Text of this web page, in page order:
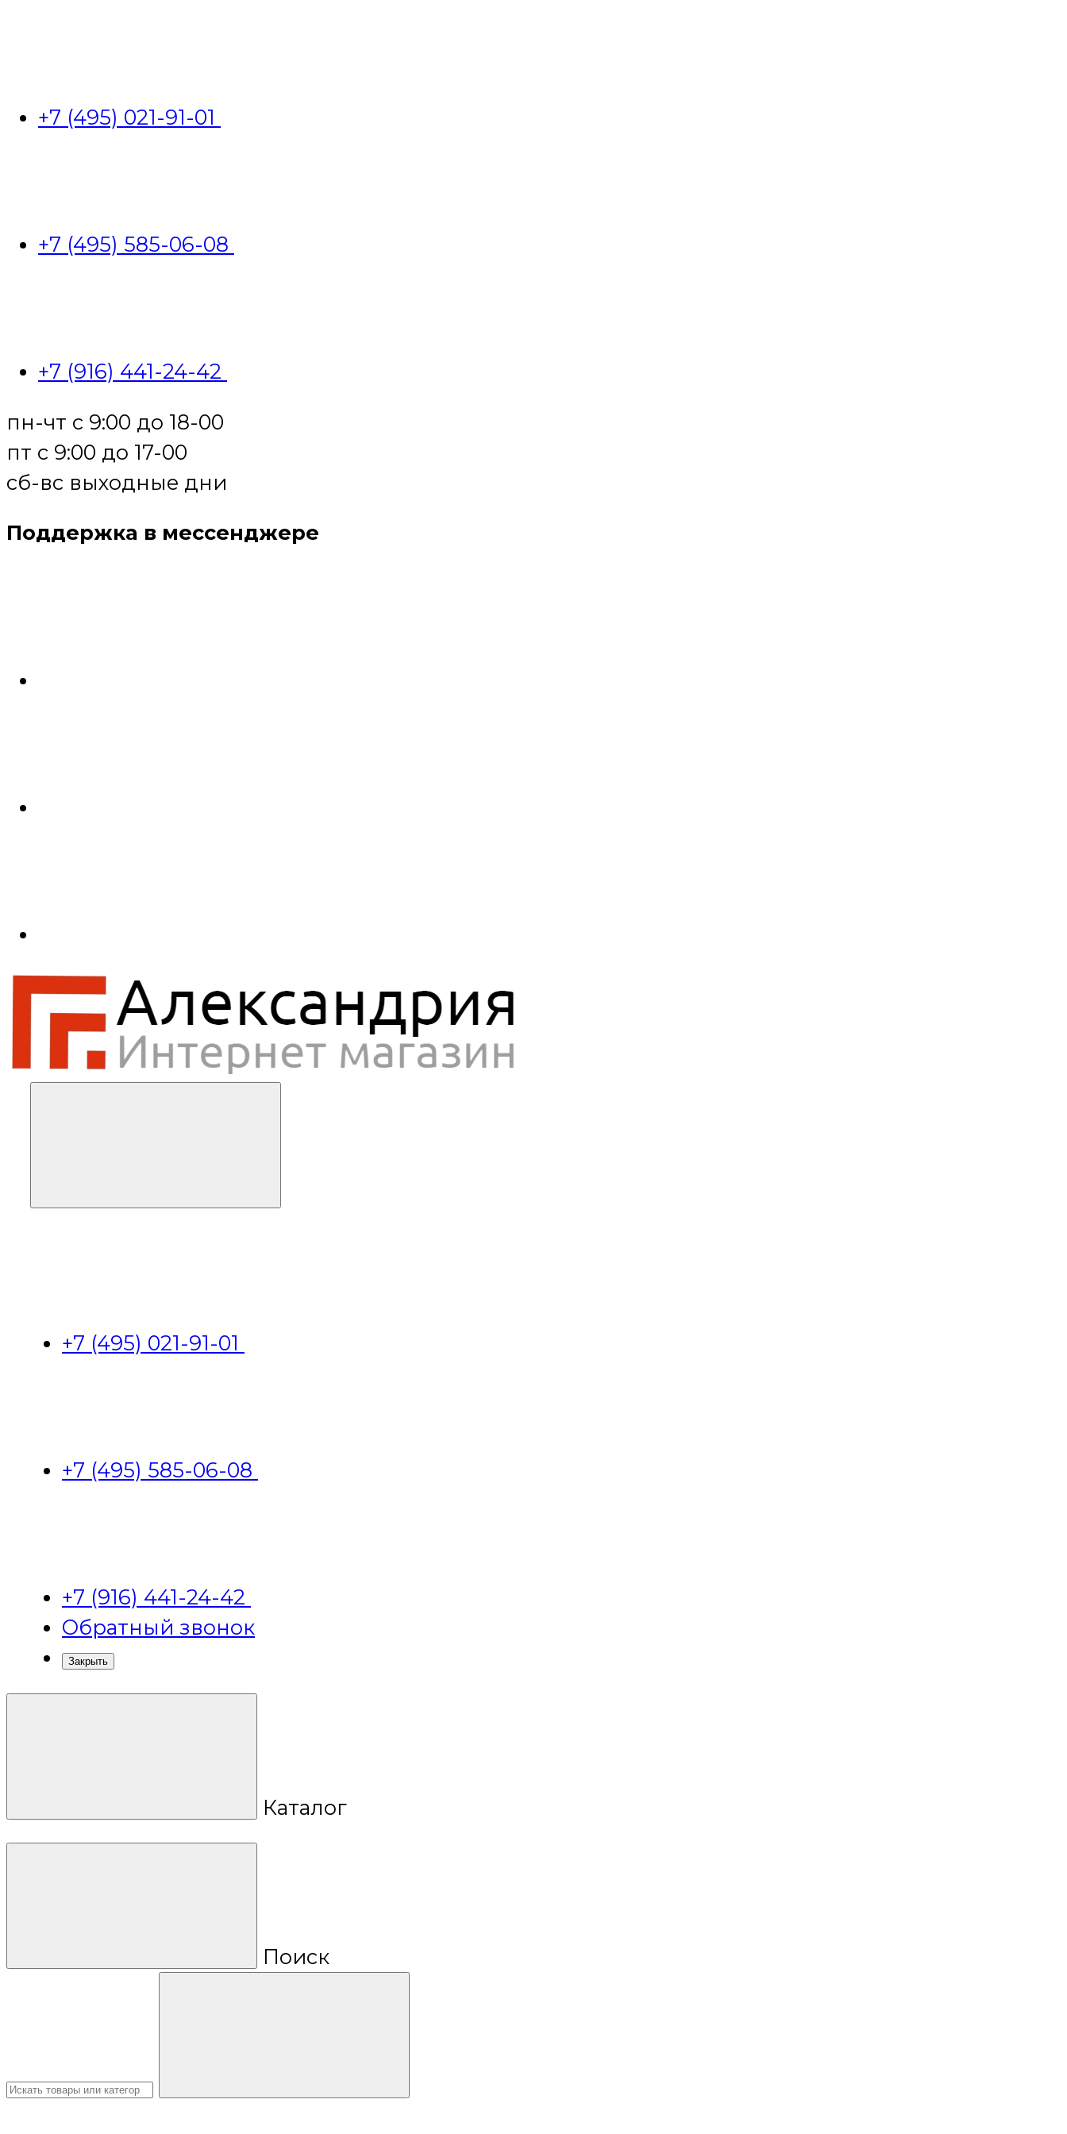
+7 (495) 021-91-01
+7 (495) 585-06-08
+7 (916) 441-24-42
пн-чт с 9:00 до 18-00
пт с 9:00 до 17-00
сб-вс выходные дни
Поддержка в мессенджере
+7 (495) 021-91-01
+7 (495) 585-06-08
+7 (916) 441-24-42
Обратный звонок
Закрыть
Каталог
Поиск